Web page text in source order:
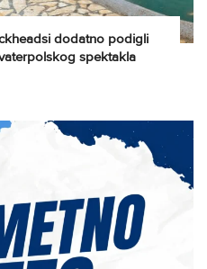
dodatno podigli
spektakla